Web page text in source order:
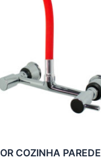
COZINHA PAREDE